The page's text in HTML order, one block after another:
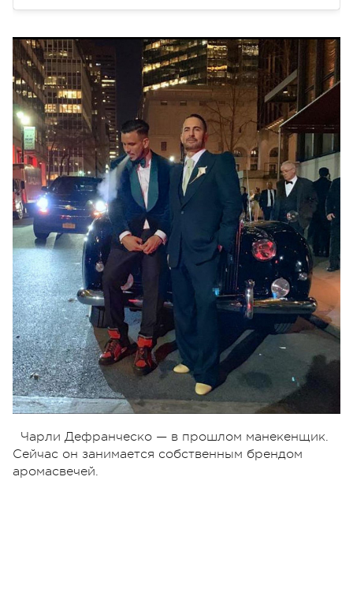
Чарли Дефранческо — в прошлом манекенщик.
Сейчас он занимается собственным брендом
аромасвечей.